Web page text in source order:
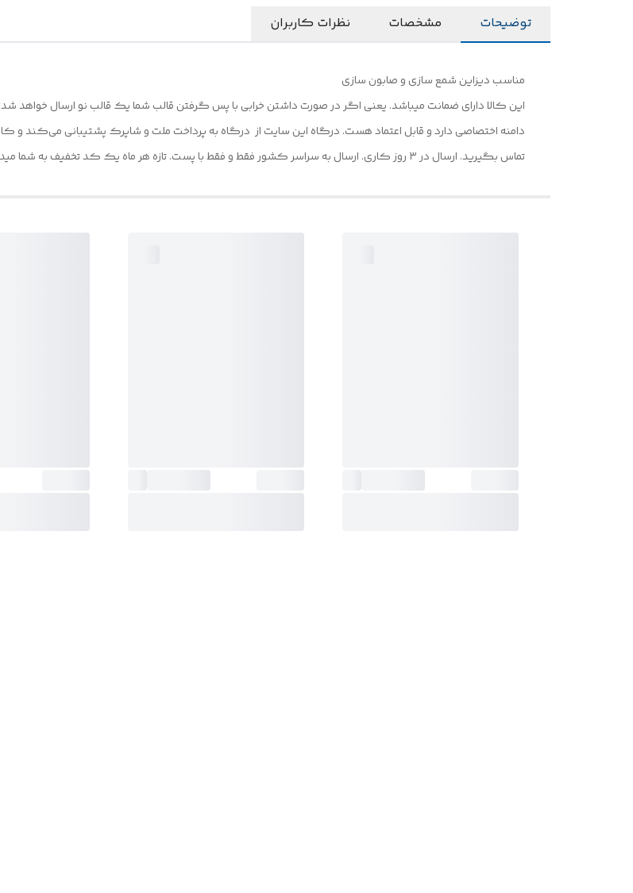
توضیحات مشخصات نظرات کاربران
مناسب دیزاین شمع سازی و صابون سازی
این کالا دارای ضمانت میباشد. یعنی اگر در صورت داشتن خرابی با پس گرفتن قالب شما یک قالب نو ارسال خواهد
تماس بگیرید. ارسال در ۳ روز کاری. ارسال به سراسر کشور فقط و فقط با پست. تازه هر ماه یک کد تخفیف به شما میدیم تا از بهترین محصولات ما لذت ببرید.